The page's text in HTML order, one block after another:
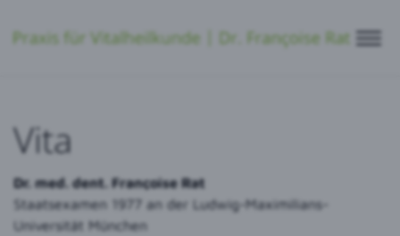
Vita
Dr. med. dent. Françoise Rat
Staatsexamen 1977 an der Ludwig-Maximilians-
Universität München